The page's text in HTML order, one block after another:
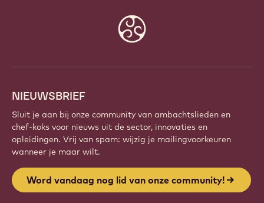
NIEUWSBRIEF
Sluit je aan bij onze community van ambachtslieden en
chef-koks voor nieuws uit de sector, innovaties en
opleidingen. Vrij van spam: wijzig je mailingvoorkeuren
wanneer je maar wilt.
Word vandaag nog lid van onze community!